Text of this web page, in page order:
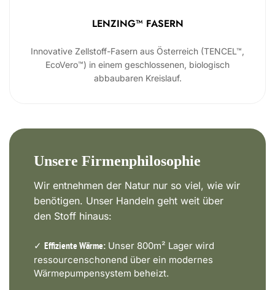
LENZING™ FASERN
Innovative Zellstoff-Fasern aus Österreich (TENCEL™,
EcoVero™) in einem geschlossenen, biologisch
abbaubaren Kreislauf.
Unsere Firmenphilosophie
Wir entnehmen der Natur nur so viel, wie wir
benötigen. Unser Handeln geht weit über
den Stoff hinaus:
✓ Effiziente Wärme: Unser 800m² Lager wird
ressourcenschonend über ein modernes
Wärmepumpensystem beheizt.